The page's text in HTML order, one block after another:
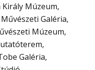
Múzeum
Galéria
Múzeum
Galéria